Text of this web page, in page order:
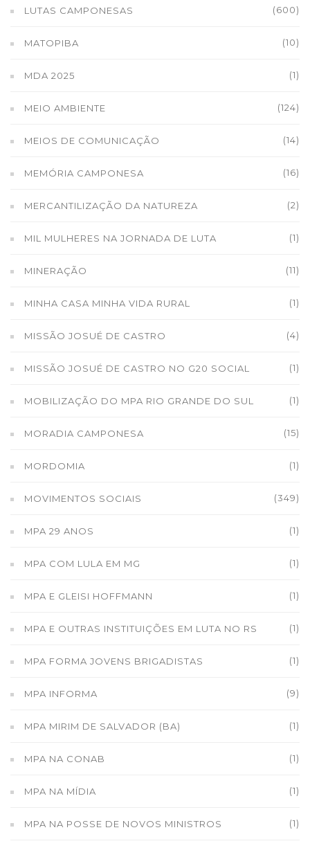
LUTAS CAMPONESAS (600)
MATOPIBA (10)
MDA 2025 (1)
MEIO AMBIENTE (124)
MEIOS DE COMUNICAÇÃO (14)
MEMÓRIA CAMPONESA (16)
MERCANTILIZAÇÃO DA NATUREZA (2)
MIL MULHERES NA JORNADA DE LUTA (1)
MINERAÇÃO (11)
MINHA CASA MINHA VIDA RURAL (1)
MISSÃO JOSUÉ DE CASTRO (4)
MISSÃO JOSUÉ DE CASTRO NO G20 SOCIAL (1)
MOBILIZAÇÃO DO MPA RIO GRANDE DO SUL (1)
MORADIA CAMPONESA (15)
MORDOMIA (1)
MOVIMENTOS SOCIAIS (349)
MPA 29 ANOS (1)
MPA COM LULA EM MG (1)
MPA E GLEISI HOFFMANN (1)
MPA E OUTRAS INSTITUIÇÕES EM LUTA NO RS (1)
MPA FORMA JOVENS BRIGADISTAS (1)
MPA INFORMA (9)
MPA MIRIM DE SALVADOR (BA) (1)
MPA NA CONAB (1)
MPA NA MÍDIA (1)
MPA NA POSSE DE NOVOS MINISTROS (1)